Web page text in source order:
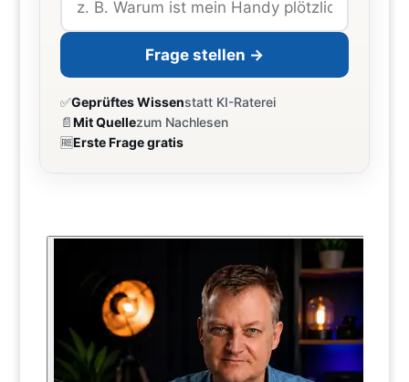
Frage stellen →
✅Geprüftes Wissenstatt KI-Raterei
📄Mit Quellezum Nachlesen
🆓Erste Frage gratis